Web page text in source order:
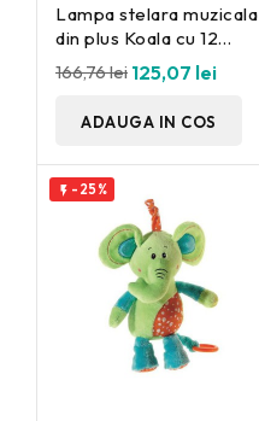
Lampa stelara muzicala
din plus Koala cu 12
melodii Fillikid
166,76 lei 125,07 lei
ADAUGA IN COS
 -25%